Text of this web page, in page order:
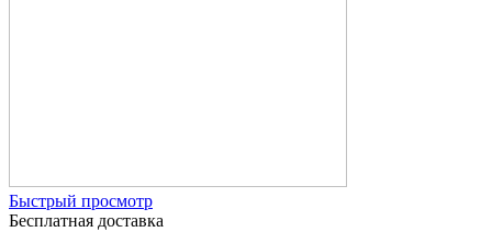
Быстрый просмотр
Бесплатная доставка